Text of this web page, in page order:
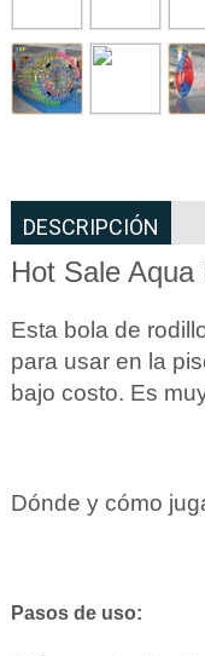
DESCRIPCIÓN
Hot Sale
Esta bola de
para usar en la
bajo costo. Es
Dónde y cómo
Pasos de uso: